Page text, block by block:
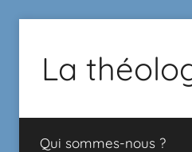
La
de
chemin
Qui sommes-nous ?